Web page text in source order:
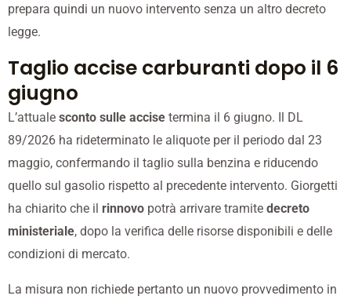
prepara quindi un nuovo intervento senza un altro decreto
legge.
Taglio accise carburanti dopo il 6
giugno
L’attuale sconto sulle accise termina il 6 giugno. Il DL
89/2026 ha rideterminato le aliquote per il periodo dal 23
maggio, confermando il taglio sulla benzina e riducendo
quello sul gasolio rispetto al precedente intervento. Giorgetti
ha chiarito che il rinnovo potrà arrivare tramite decreto
ministeriale, dopo la verifica delle risorse disponibili e delle
condizioni di mercato.
La misura non richiede pertanto un nuovo provvedimento in